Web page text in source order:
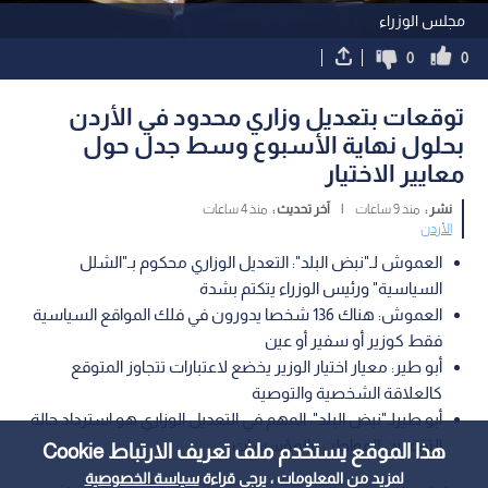
هذا الموقع يستخدم ملف تعريف الارتباط Cookie
لمزيد من المعلومات ، يرجى قراءةسياسة الخصوصية
مجلس الوزراء
0
0
توقعات بتعديل وزاري محدود في الأردن
بحلول نهاية الأسبوع وسط جدل حول
معايير الاختيار
نشر : منذ 9 ساعات | آخر تحديث : منذ 4 ساعات
الأردن
العموش لـ"نبض البلد": التعديل الوزاري محكوم بـ"الشلل
السياسية" ورئيس الوزراء يتكتم بشدة
العموش: هناك 136 شخصا يدورون في فلك المواقع السياسية
فقط كوزير أو سفير أو عين
أبو طير: معيار اختيار الوزير يخضع لاعتبارات تتجاوز المتوقع
كالعلاقة الشخصية والتوصية
أبو طيرلـ"نبض البلد": المهم في التعديل الوزاري هو استرداد حالة
الثقة بين المواطن والمؤسسات